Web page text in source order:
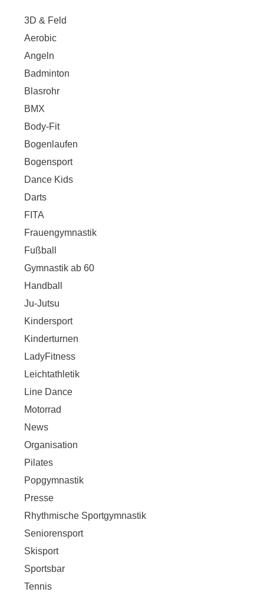
3D & Feld
Aerobic
Angeln
Badminton
Blasrohr
BMX
Body-Fit
Bogenlaufen
Bogensport
Dance Kids
Darts
FITA
Frauengymnastik
Fußball
Gymnastik ab 60
Handball
Ju-Jutsu
Kindersport
Kinderturnen
LadyFitness
Leichtathletik
Line Dance
Motorrad
News
Organisation
Pilates
Popgymnastik
Presse
Rhythmische Sportgymnastik
Seniorensport
Skisport
Sportsbar
Tennis